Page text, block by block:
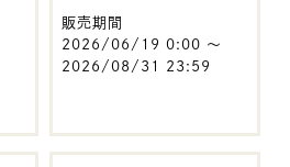
販売期間
2026/06/19 0:00 〜
2026/08/31 23:59